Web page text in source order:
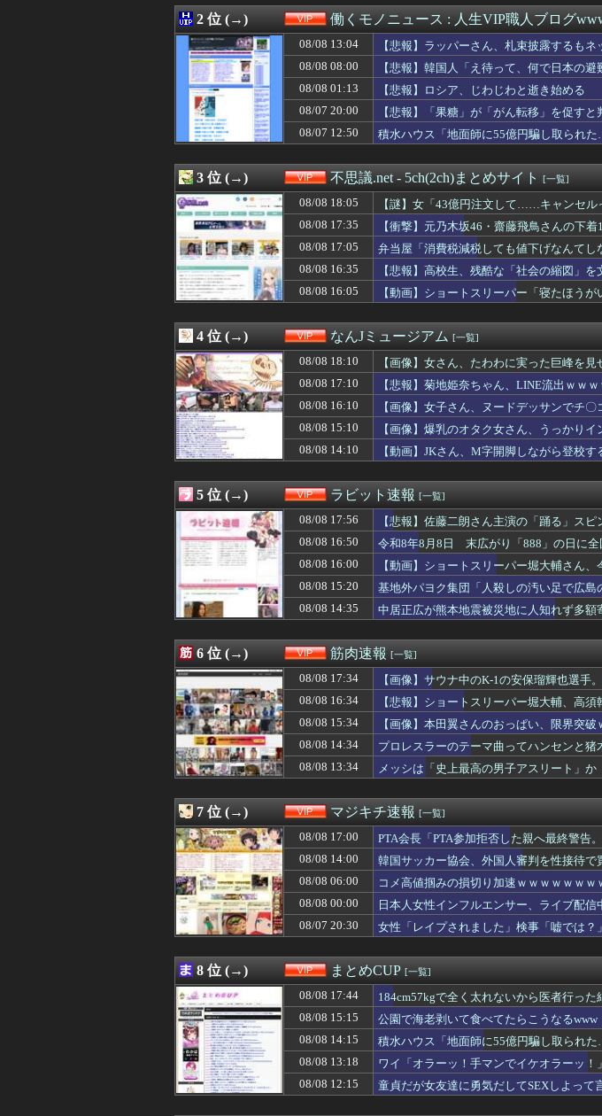
08/08 17:18
【悲報】秋田県、オイルマネーが転がり込んでガチで東
08/08 17:12
【困惑】「世界の売春婦の数と割合」反論「そんなはず
08/08 17:10
【画像あり】美容師「…手は尽くしました」陰キャ女
08/08 17:10
【悲報】菊地姫奈ちゃん、LINE流出ｗｗｗｗｗｗｗｗｗ
08/08 17:09
【悲報】欧州サッカーの順位、もう覆すことができない
08/08 17:09
パヨク集団「高市たおせ！ヒサヒトが広島に来ることを
08/08 17:06
【画像】全ての太ももを過去にするフィギュアがこちら
08/08 17:06
【悲報】伊集院光さん「カレーにじゃがいもはいらない
08/08 17:05
弁当屋「消費税減税しても値下げなんてしないよ」←こ
08/08 17:02
【画像】のんさん(31)のミニスカ生脚姿が意外とエロい
08/08 17:00
PTA会長「PTA参加拒否した親へ最終警告。こうなっても
08/08 17:00
中居正広、熊本に多額の寄付していた。知人「誰にも知
08/08 17:00
【悲報】競艇に8億6000万円つぎ込んだ税務署職員さん
08/08 16:59
【悲報】競艇に8億6000万円つぎ込んだ税務署職員、3億
08/08 16:54
【朗報】ダレノガレ明美さん、7種類の炊き出しと大量物
08/08 16:53
【悲報】ワイ、軽貨物ドライバーという職業を知る
08/08 16:50
令和8年8月8日 末広がり「888」の日に全国の婚姻窓口
08/08 16:50
江口寿史が炎上を経て語る「自分の絵ごと、このジャン
08/08 16:48
【悲報】ワイ、軽貨物ドライバーという職業を知ってし
08/08 16:47
【困惑】佐藤二朗、妻とのハグを報告「文〇砲より遥か
08/08 16:41
【衝撃】マツコ、バスタオルを「まあ、1週間…」使う
08/08 16:40
ドイツ、熱中症で10,000人以上死亡、ほとんどが高齢者
08/08 16:40
【悲報】ワンダンス作者「手書きでダンスアニメ描いて
08/08 16:35
【悲報】高校生、残酷な「社会の縮図」を文化祭の出
08/08 16:34
【朗報】冨安健洋、クリスタルパレス加入決定！背番号
08/08 16:34
【悲報】ショートスリーパー堀大輔、高須幹弥にブチギ
08/08 16:32
【動画】パチンコ店の女店員さん、パンツが見えそうな
08/08 16:30
ホームレスの数、20年ちょいで90％減少・・・・・
08/08 16:28
【悲報】ワンピースの原作者、尾田栄一郎先生51歳「あ
08/08 16:25
【悲報】生挿入にビビってる女多すぎだろｗｗｗｗｗｗ
08/08 16:22
【悲報】韓国サッカー協会に性接待疑惑、「Jリーグの
08/08 16:20
【悲報】仙台育英の女部員←ベンチ入り 強豪校のジャ
08/08 16:18
【衝撃】移民さんの価値、発表されるｗｗｗｗｗ(※画像
08/08 16:16
【悲報】米卸・木徳神糧、経常利益が前年同期比84.1％
08/08 16:10
【急増】「外国人受け入れ反対」56.3％に わずか2年で
08/08 16:10
【画像】女子さん、ヌードデッサンでチ〇コをガン見し
08/08 16:09
ショートスリーパー堀大輔、「寝たほうがいいのでは？
08/08 16:06
★★昨晩、久しぶりに嫁とセックスしたんだが・・・
08/08 16:05
【動画】ショートスリーパー「寝たほうがいいよ」の一
08/08 16:03
【悲報】火垂るの墓を見た小学生「おばさんがいじわる
08/08 16:02
【画像】小倉優子(42)、大学の友達と初めての飲み会
08/08 16:01
お前らがメイドイン韓国で認めてるもの 「キムチ」あと
08/08 16:00
熊本地震で居酒屋から温泉が湧き出るwwwwwwww
08/08 16:00
只今病院にて糖尿病の診断を下されました
08/08 16:00
【動画】ショートスリーパー堀大輔さん、今度は配信中
08/08 15:50
「トランプ級」戦艦、建造費は総額43兆円か
08/08 15:40
【画像】コメ 損切り加速ｗｗｗｗｗｗｗｗｗ
08/08 15:39
【相談】JKだけど母親が不倫してるみたいです⇒！！
08/08 15:35
【画像】女ってこんなに変わるもんなんか？ｗｗｗｗｗ
08/08 15:34
【画像】本田翼さんのおっぱい、限界突破ｗｗｗｗｗｗ
08/08 15:33
下着がエ◯チな変態女(50)のアソコを70分舐め回して深
08/08 15:32
【画像】木星、ヤバすぎるｗｗｗｗｗｗｗｗｗｗｗｗ
08/08 15:30
【画像】温泉の中でこれやる奴ｗｗｗｗｗｗｗｗｗ
08/08 15:30
【画像】ロピアのパワー全開おにぎり444円ｗｗｗｗｗ
08/08 15:20
【悲報】 飛行機のパイロットさん、「駅弁」を食べて
08/08 15:20
基地外パヨク集団「人殺しの汚い足で広島の土を踏むな
08/08 15:15
友達「お前、なんか性犯罪者みたいな思考で気持ち悪い
08/08 15:15
公園で海老剥いて食べてたらこうなるwww
08/08 15:10
【画像】爆乳のオタク女さん、うっかりインタビューを
08/08 15:10
【画像】セブンイレブン、ついに神商品を販売ｗｗｗ
08/08 15:09
【悲報】九州名物の鶏刺しを食べた医師、全身麻痺にな
08/08 15:09
じゃあ逆に「これはチェーン店でいいぞ」って奴、挙げ
08/08 15:05
【悲報】ダウンタウン浜田さん、差別発言と受け取られ
2 位 (→) 働くモノニュース : 人生VIP職人ブログ
08/08 13:04
【悲報】ラッパーさん、札束披露するも
08/08 08:00
【悲報】韓国人「え待って、何で日本の
08/08 01:13
【悲報】ロシア、じわじわと逝き始める
08/07 20:00
【悲報】「果糖」が「がん転移」を促すと
08/07 12:50
積水ハウス「地面師に55億円騙し取られ
3 位 (→) 不思議.net - 5ch(2ch)まとめサイト [一覧]
08/08 18:05
【謎】女「43億円注文して……キャンセ
08/08 17:35
【衝撃】元乃木坂46・齋藤飛鳥さんの下
08/08 17:05
弁当屋「消費税減税しても値下げなんてし
08/08 16:35
【悲報】高校生、残酷な「社会の縮図」
08/08 16:05
【動画】ショートスリーパー「寝たほう
4 位 (→) なんJミュージアム [一覧]
08/08 18:10
【画像】女さん、たわわに実った巨峰を
08/08 17:10
【悲報】菊地姫奈ちゃん、LINE流出ｗｗ
08/08 16:10
【画像】女子さん、ヌードデッサンでチ
08/08 15:10
【画像】爆乳のオタク女さん、うっかり
08/08 14:10
【動画】JKさん、M字開脚しながら登校
5 位 (→) ラビット速報 [一覧]
08/08 17:56
【悲報】佐藤二朗さん主演の「踊る」ス
08/08 16:50
令和8年8月8日 末広がり「888」の日に全
08/08 16:00
【動画】ショートスリーパー堀大輔さん
08/08 15:20
基地外パヨク集団「人殺しの汚い足で広
08/08 14:35
中居正広が熊本地震被災地に人知れず多額
6 位 (→) 筋肉速報 [一覧]
08/08 17:34
【画像】サウナ中のK‐1の安保瑠輝也選
08/08 16:34
【悲報】ショートスリーパー堀大輔、高
08/08 15:34
【画像】本田翼さんのおっぱい、限界突破
08/08 14:34
プロレスラーのテーマ曲ってハンセンと猪
08/08 13:34
メッシは「史上最高の男子アスリート」
7 位 (→) マジキチ速報 [一覧]
08/08 17:00
PTA会長「PTA参加拒否した親へ最終警告
08/08 14:00
韓国サッカー協会、外国人審判を性接待で
08/08 06:00
コメ高値掴みの損切り加速ｗｗｗｗｗｗｗ
08/08 00:00
日本人女性インフルエンサー、ライブ配信
08/07 20:30
女性「レイプされました」検事「嘘では？
8 位 (→) まとめCUP [一覧]
08/08 17:44
184cm57kgで全く太れないから医者行った
08/08 15:15
公園で海老剥いて食べてたらこうなるwww
08/08 14:15
積水ハウス「地面師に55億円騙し取られ
08/08 13:18
ワイ「オラーッ！手マンでイケオラーッ
08/08 12:15
童貞だが女友達に勇気だしてSEXしよって